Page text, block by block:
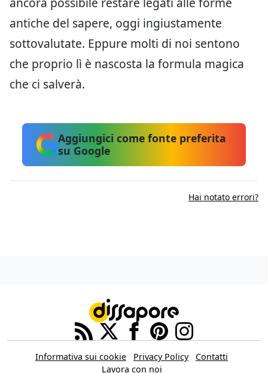
antiche del sapere, oggi ingiustamente
sottovalutate. Eppure molti di noi sentono
che proprio lì è nascosta la formula magica
che ci salverà.
Aggiungici come fonte preferita
su Google
Hai notato errori?
Informativa sui cookie Privacy Policy
Contatti
Lavora con noi